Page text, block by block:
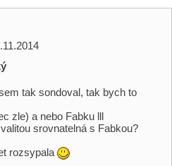
tak sondoval, tak bych to
zle) a nebo Fabku lll
srovnatelná s Fabkou?
rozsypala